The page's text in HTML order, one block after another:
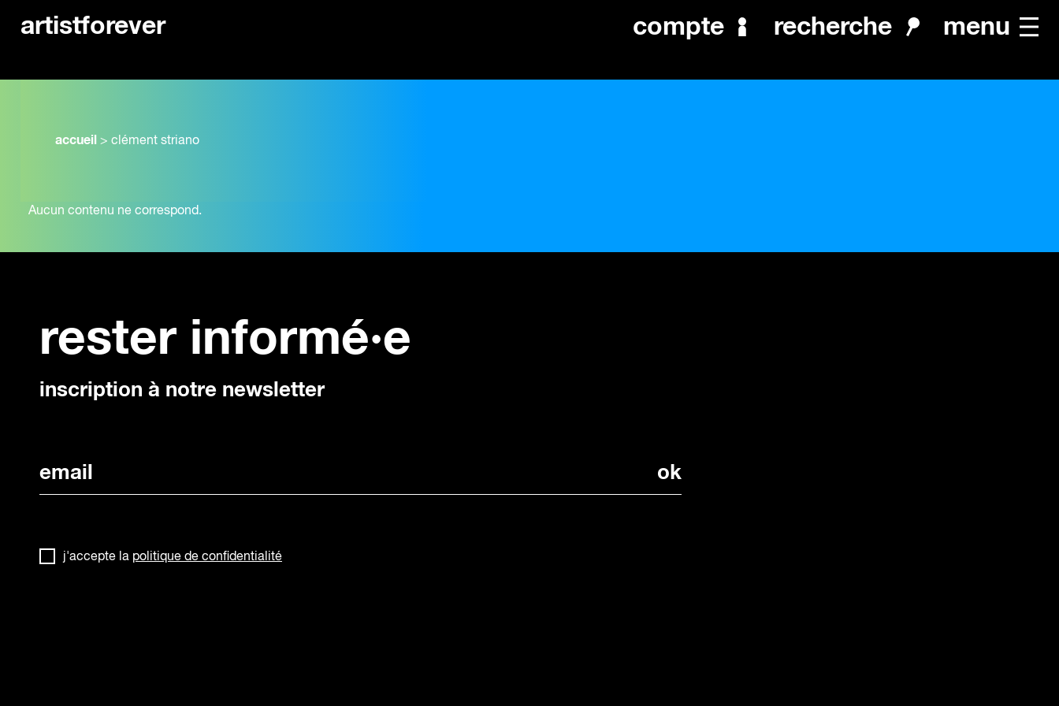
artistforever compte recherche menu
accueil > clément striano
Aucun contenu ne correspond.
rester informé·e
inscription à notre newsletter
j'accepte la politique de confidentialité